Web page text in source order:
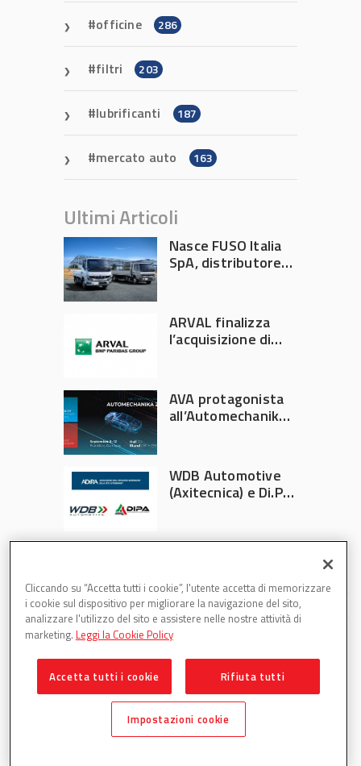
officine 286
filtri 203
lubrificanti 187
mercato auto 163
Ultimi Articoli
Nasce FUSO Italia
SpA, distributore
ARVAL finalizza
l’acquisizione di
AVA protagonista
all’Automechanika
WDB Automotive
(Axitecnica) e Di.Pa.
Partsweb è una testata di DBInformation Spa P.IVA
09293820156
Centro Direzionale – Strada 4, Palazzo A, Scala 2 – 20057
Cliccando su “Accetta tutti i cookie”, l'utente accetta di memorizzare
i cookie sul dispositivo per migliorare la navigazione del sito,
analizzare l'utilizzo del sito e assistere nelle nostre attività di
marketing. Leggi la Cookie Policy
Accetta tutti i cookie Rifiuta tutti
Impostazioni cookie